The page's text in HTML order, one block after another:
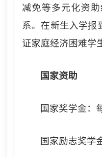
减免等多元化资
系。在新生入学报
证家庭经济困难学
国家资助
国家奖学金：
国家励志奖学